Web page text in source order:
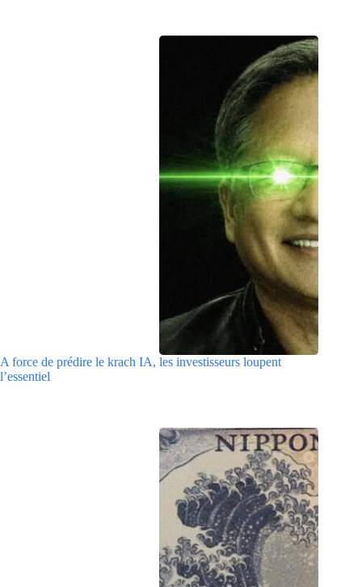
A force de prédire le krach IA, les investisseurs loupent
l’essentiel